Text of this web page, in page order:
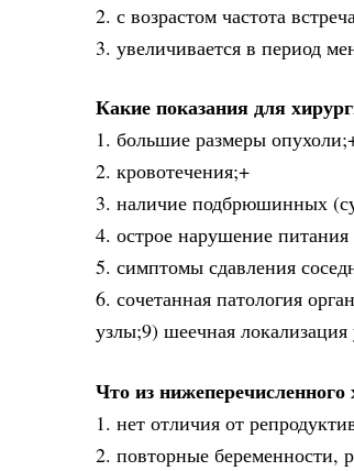
2. с возрастом частота
3. увеличивается в период
Какие показания для
1. большие размеры
2. кровотечения;+
3. наличие подбрюшинных
4. острое нарушение питания
5. симптомы сдавления
6. сочетанная патология
узлы;9) шеечная
Что из
1. нет отличия от
2. повторные беременности,